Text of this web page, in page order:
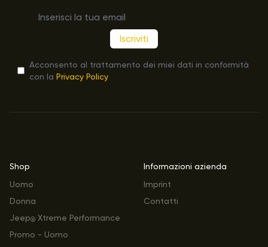
Iscriviti
Acconsento al trattamento dei miei dati in conformità
con la Privacy Policy
Shop
Uomo
Donna
Jeep® Xtreme Performance
Promo - Uomo
Informazioni azienda
Imprint
Contatti